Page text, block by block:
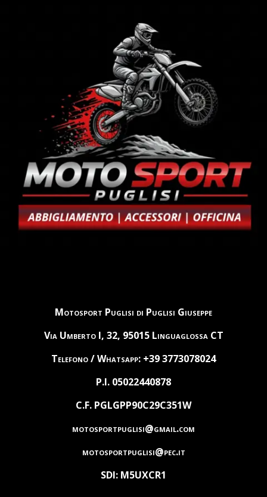
Motosport Puglisi di Puglisi Giuseppe
Via Umberto I, 32, 95015 Linguaglossa CT
Telefono / Whatsapp: +39 3773078024
P.I. 05022440878
C.F. PGLGPP90C29C351W
motosportpuglisi@gmail.com
motosportpuglisi@pec.it
SDI: M5UXCR1